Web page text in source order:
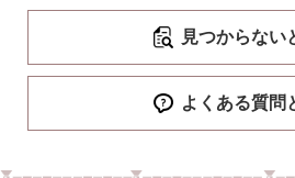
見つからない
よくある質問